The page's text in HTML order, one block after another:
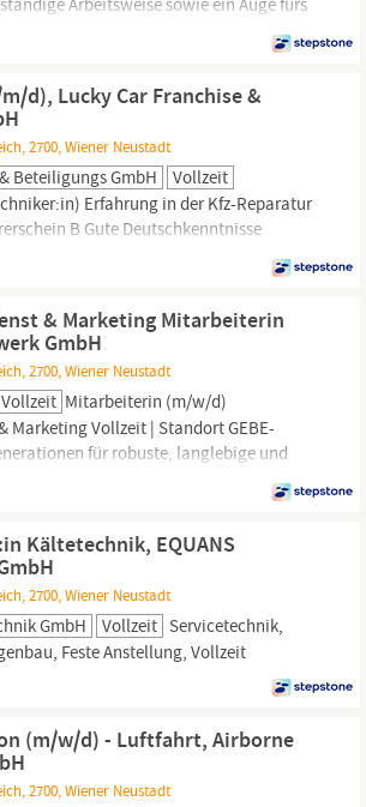
Zuverlässigkeit sowie ein hohes Maß an
Voll/Teilzeit
– Gemeinsame Spritztouren
Aus...
d), Lucky Car Franchise &
2700, Wiener Neustadt
Beteiligungs GmbH
Vollzeit
Erfahrung in der Kfz-Reparatur
B Gute Deutschkenntnisse
an der Arbeit Voll/Teilzeit LUCKY-
und Teamevents – Gemeinsame
– Tuning für...
& Marketing Mitarbeiterin
GmbH
2700, Wiener Neustadt
Vollzeit Mitarbeiterin (m/w/d)
Marketing Vollzeit | Standort GEBE-
für robuste, langlebige und
Im Rahmen unserer
wir unseren Vertrieb und unsere
Kältetechnik, EQUANS
2700, Wiener Neustadt
GmbH Vollzeit Servicetechnik,
Feste Anstellung, Vollzeit
(m/w/d) - Luftfahrt, Airborne
2700, Wiener Neustadt